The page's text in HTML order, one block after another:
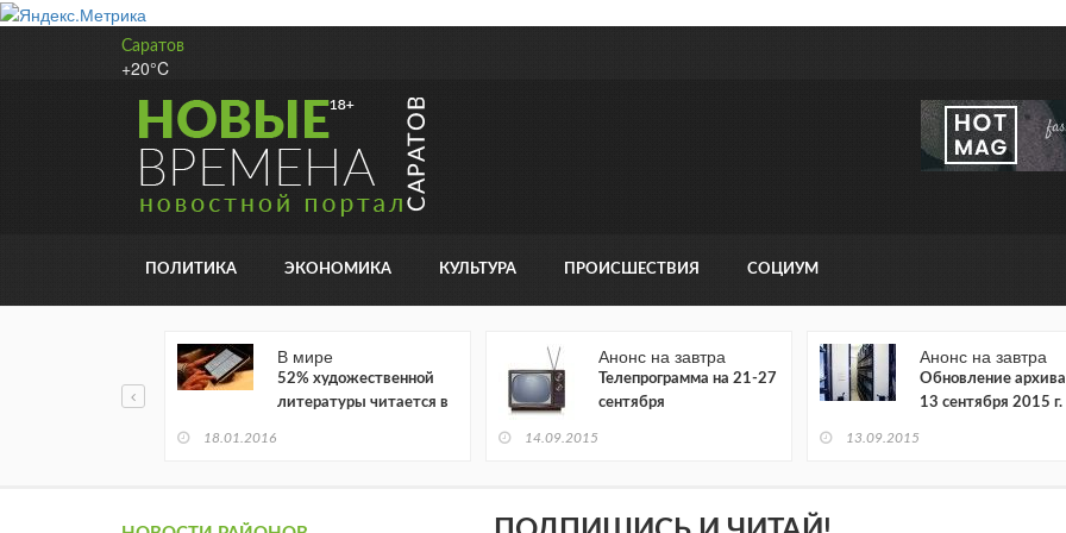
Саратов
+20°C
ПОЛИТИКА ЭКОНОМИКА КУЛЬТУРА ПРОИСШЕСТВИЯ СОЦИУМ
В мире
52% художественной
литературы читается в
18.01.2016
Анонс на завтра
Телепрограмма на 21-27
сентября
14.09.2015
Анонс на завтра
Обновление архива
13 сентября 2015 г.
13.09.2015